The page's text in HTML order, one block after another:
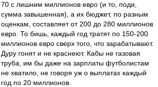
70 с лишним миллионов евро (и то, поди,
сумма завышенная), а их бюджет, по разным
оценкам, составляет от 200 до 280 миллионов
евро. То бишь, каждый год тратят по 150-200
миллионов евро сверх того, что зарабатывают.
Дуру гонят и не краснеют. Кабы не газовая
труба, им бы даже на зарплаты футболистам
не хватило, не говоря уж о выплатах каждый
год по 20 миллионов.